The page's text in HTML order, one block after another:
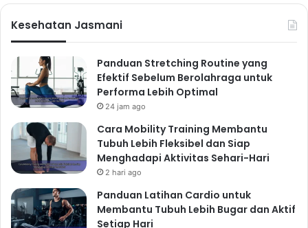
Kesehatan Jasmani
Panduan Stretching Routine yang
Efektif Sebelum Berolahraga untuk
Performa Lebih Optimal
24 jam ago
Cara Mobility Training Membantu
Tubuh Lebih Fleksibel dan Siap
Menghadapi Aktivitas Sehari-Hari
2 hari ago
Panduan Latihan Cardio untuk
Membantu Tubuh Lebih Bugar dan Aktif
Setiap Hari